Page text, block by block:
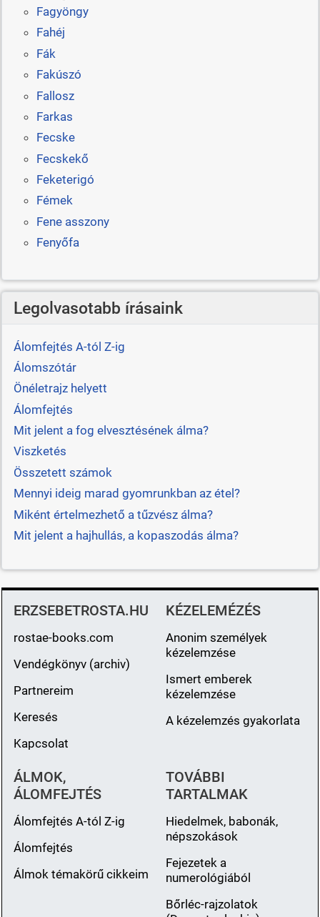
Fagyöngy
Fahéj
Fák
Fakúszó
Fallosz
Farkas
Fecske
Fecskekő
Feketerigó
Fémek
Fene asszony
Fenyőfa
Legolvasotabb írásaink
Álomfejtés A-tól Z-ig
Álomszótár
Önéletrajz helyett
Álomfejtés
Mit jelent a fog elvesztésének álma?
Viszketés
Összetett számok
Mennyi ideig marad gyomrunkban az étel?
Miként értelmezhető a tűzvész álma?
Mit jelent a hajhullás, a kopaszodás álma?
ERZSEBETROSTA.HU
rostae-books.com
Vendégkönyv (archiv)
Partnereim
Keresés
Kapcsolat
KÉZELEMÉZÉS
Anonim személyek
kézelemzése
Ismert emberek
kézelemzése
A kézelemzés gyakorlata
ÁLMOK,
ÁLOMFEJTÉS
Álomfejtés A-tól Z-ig
Álomfejtés
Álmok témakörű cikkeim
TOVÁBBI
TARTALMAK
Hiedelmek, babonák,
népszokások
Fejezetek a
numerológiából
Bőrléc-rajzolatok